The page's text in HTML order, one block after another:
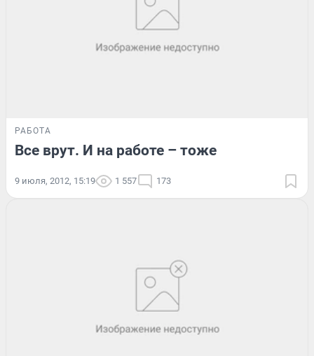
РАБОТА
Все врут. И на работе – тоже
9 июля, 2012, 15:19 1 557 173